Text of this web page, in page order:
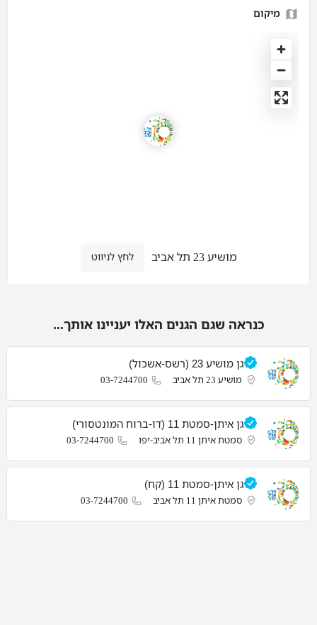
מיקום
מושיע 23 תל אביב לחץ לניווט
כנראה שגם הגנים האלו יעניינו אותך...
גן מושיע 23 (רשס-אשכול)
מושיע 23 תל אביב 03-7244700
גן איתן-סמטת 11 (דו-ברוח המונטסורי)
סמטת איתן 11 תל אביב-יפו 03-7244700
גן איתן-סמטת 11 (קח)
סמטת איתן 11 תל אביב 03-7244700